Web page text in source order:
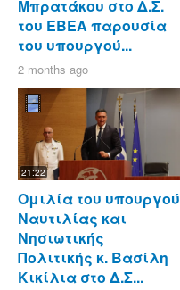
Μπρατάκου στο Δ.Σ.
του ΕΒΕΑ παρουσία
του υπουργού...
2 months ago
21:22
Ομιλία του υπουργού
Ναυτιλίας και
Νησιωτικής
Πολιτικής κ. Βασίλη
Κικίλια στο Δ.Σ...